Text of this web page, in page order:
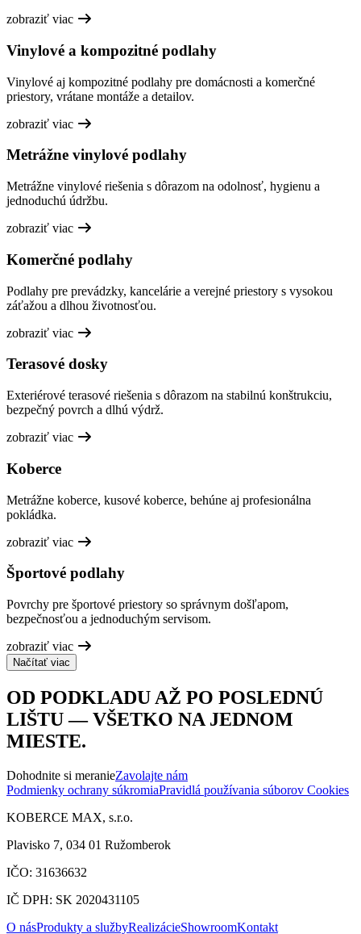
zobraziť viac
Vinylové a kompozitné podlahy
Vinylové aj kompozitné podlahy pre domácnosti a komerčné
priestory, vrátane montáže a detailov.
zobraziť viac
Metrážne vinylové podlahy
Metrážne vinylové riešenia s dôrazom na odolnosť, hygienu a
jednoduchú údržbu.
zobraziť viac
Komerčné podlahy
Podlahy pre prevádzky, kancelárie a verejné priestory s vysokou
záťažou a dlhou životnosťou.
zobraziť viac
Terasové dosky
Exteriérové terasové riešenia s dôrazom na stabilnú konštrukciu,
bezpečný povrch a dlhú výdrž.
zobraziť viac
Koberce
Metrážne koberce, kusové koberce, behúne aj profesionálna
pokládka.
zobraziť viac
Športové podlahy
Povrchy pre športové priestory so správnym došľapom,
bezpečnosťou a jednoduchým servisom.
zobraziť viac
Načítať viac
OD PODKLADU AŽ PO POSLEDNÚ
LIŠTU — VŠETKO NA JEDNOM
MIESTE.
Dohodnite si meranieZavolajte nám
Podmienky ochrany súkromiaPravidlá používania súborov Cookies
KOBERCE MAX, s.r.o.
Plavisko 7, 034 01 Ružomberok
IČO: 31636632
IČ DPH: SK 2020431105
O násProdukty a službyRealizácieShowroomKontakt